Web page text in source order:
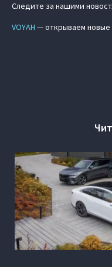
Следите за нашими
VOYAH — открываем новые